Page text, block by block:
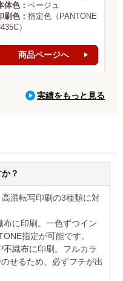
体色： ベージュ
刷色： 指定色（PANTONE
）
商品ページへ
実績をもっと見る
？
温転写印刷の3種類に対
布に印刷。一色ずつイン
指定が可能です。
不織布に印刷。フルカラ
せるため、必ずフチが出